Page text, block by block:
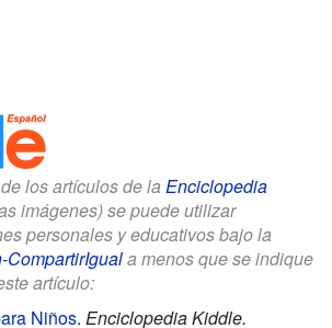
los artículos de la Enciclopedia
imágenes) se puede utilizar
personales y educativos bajo la
CompartirIguala menos que se indique
artículo:
Niños. Enciclopedia Kiddle.